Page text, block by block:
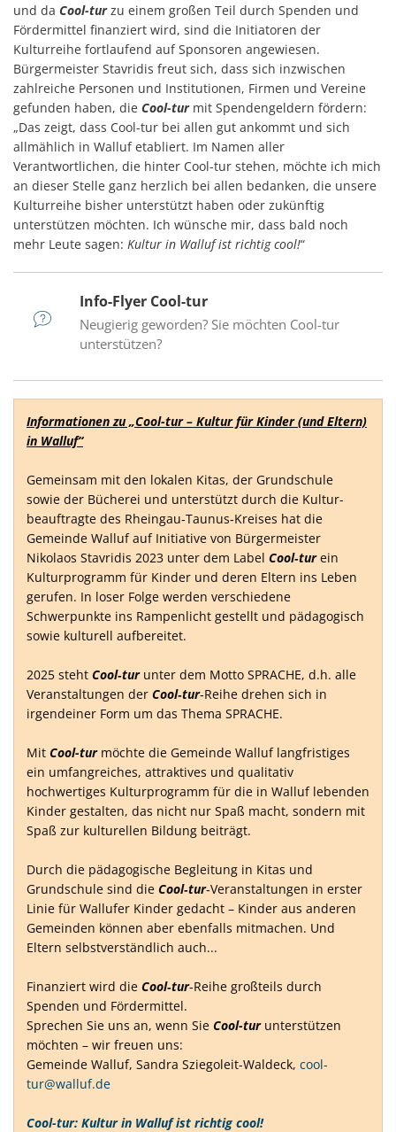
und da Cool-turzu einem großen Teil durch Spenden und
Fördermittel finanziert wird, sind die Initiatoren der
Kulturreihe fortlaufend auf Sponsoren angewiesen.
Bürgermeister Stavridis freut sich, dass sich inzwischen
zahlreiche Personen und Institutionen, Firmen und Vereine
gefunden haben, die Cool-turmit Spendengeldern fördern:
„Das zeigt, dass Cool-tur bei allen gut ankommt und sich
allmählich in Walluf etabliert. Im Namen aller
Verantwortlichen, die hinter Cool-tur stehen, möchte ich mich
an dieser Stelle ganz herzlich bei allen bedanken, die unsere
Kulturreihe bisher unterstützt haben oder zukünftig
unterstützen möchten. Ich wünsche mir, dass bald noch
mehr Leute sagen: Kultur in Walluf ist richtig cool!“
Info-Flyer Cool-tur
Neugierig geworden? Sie möchten Cool-tur
unterstützen?
Informationen zu „Cool-tur – Kultur für Kinder (und Eltern)
in Walluf“
Gemeinsam mit den lokalen Kitas, der Grundschule
sowie der Bücherei und unterstützt durch die Kultur­
beauftragte des Rheingau‐Taunus‐Kreises hat die
Gemeinde Walluf auf Initiative von Bürgermeister
Nikolaos Stavridis 2023 unter dem Label Cool‐turein
Kulturprogramm für Kinder und deren Eltern ins Leben
gerufen. In loser Folge werden verschiedene
Schwerpunkte ins Rampenlicht gestellt und pädagogisch
sowie kulturell aufbereitet.
2025 steht Cool‐turunter dem Motto SPRACHE, d.h. alle
Veranstaltungen der Cool‐tur‐Reihe drehen sich in
irgendeiner Form um das Thema SPRACHE.
Mit Cool-turmöchte die Gemeinde Walluf langfristiges
ein umfangreiches, attraktives und qualitativ
hochwertiges Kulturprogramm für die in Walluf lebenden
Kinder gestalten, das nicht nur Spaß macht, sondern mit
Spaß zur kulturellen Bildung beiträgt.
Durch die pädagogische Begleitung in Kitas und
Grundschule sind die Cool‐tur‐Veranstaltungen in erster
Linie für Wallufer Kinder gedacht – Kinder aus anderen
Gemeinden können aber ebenfalls mitmachen. Und
Eltern selbstverständlich auch...
Finanziert wird die Cool‐tur‐Reihe großteils durch
Spenden und Fördermittel.
Sprechen Sie uns an, wenn Sie Cool-turunterstützen
möchten – wir freuen uns:
Gemeinde Walluf, Sandra Sziegoleit-Waldeck, cool-
tur@walluf.de
Cool-tur: Kultur in Walluf ist richtig cool!